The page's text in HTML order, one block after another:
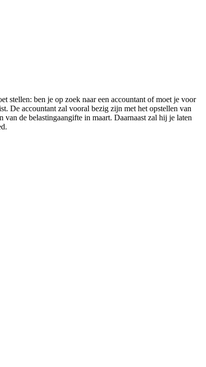
stellen: ben je op zoek naar een accountant of moet je voor
De accountant zal vooral bezig zijn met het opstellen van
de belastingaangifte in maart. Daarnaast zal hij je laten